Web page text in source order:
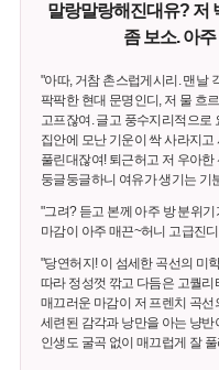
말랑말랑해진대유? 저
좀 보소. 아
"아따, 거참 촌스럽게시리. 맨날
팍팍한 현대 문명인디, 저 물 흐
고프잖여. 글고 풍수지리적으로
집안에 모난 기운이 싹 사라지
풀린대잖여! 퇴근허고 저 우아
둥글둥글하니 여유가 생기는 기
"그려? 듣고 본께 아주 방 분위
마감이 아주 매끈~허니 고급진
"당연허지! 이 섬세한 곡선의 미
따라 정성껏 깎고 다듬은 고퀄
매끄러운 마감이 저 프렌치 곡
세련된 감각과 낭만을 아는 냥
인생도 굴곡 없이 매끄럽게 잘